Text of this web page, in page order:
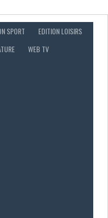
SPORT
EDITION LOISIRS
WEB TV